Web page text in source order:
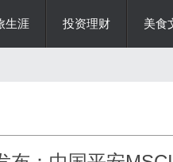
生涯 投资理财 美食